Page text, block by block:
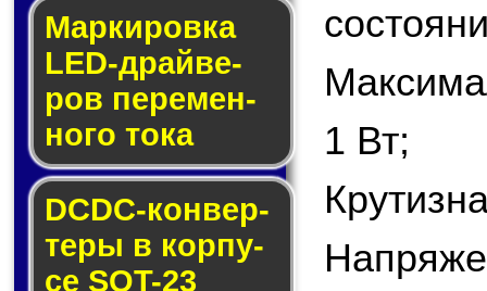
Маркировка
LED-драй­ве­
ров пе­ре­мен­
но­го то­ка
DCDC-кон­вер­
те­ры в кор­пу­
се SOT-23
1 Вт;